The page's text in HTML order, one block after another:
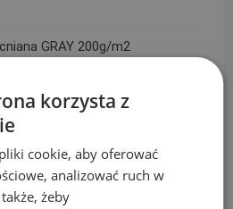
GRAY 200g/m2
ULTRA WEIGHT 260g/m2
LENO CRYSTAL 100g/m2
korzysta z
cookie, aby oferować
analizować ruch w
żeby